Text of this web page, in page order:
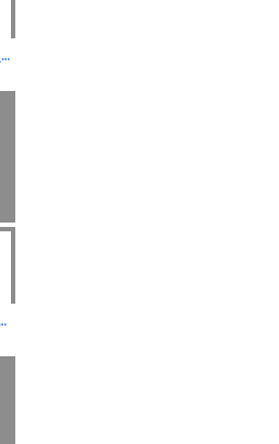
Napzzz Bontmand Groen - 9 Maten
Poot - Beige 9 maten